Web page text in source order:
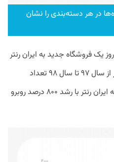
در هر دسته‌بندی را نشان
هر روز یک فروشگاه جدید به ایران رنتر
اضافه شده است. به همین خاطر از سال ۹۷ تا سال ۹۸ تعداد
فروشگاه‌های آنلاین اضافه شده به ایران رنتر با رشد ۸۰۰ درصد روبرو